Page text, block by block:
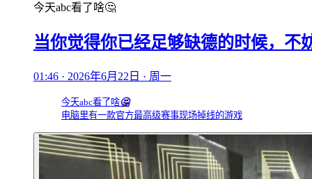
今天abc看了啥🤔
当你觉得你已经足够缺德的时候，不
01:46 · 2026年6月22日 · 周一
今天abc看了啥🤔
电脑里有一款官方最高级赛事现场掉线的游戏